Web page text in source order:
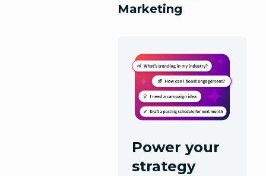
Marketing
Power your
strategy